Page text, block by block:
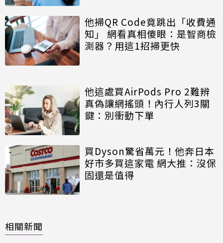
他掃QR Code竟跳出「收費通
知」 網看真相傻眼：是智商檢
測器？用這1招掃更快
他這處買AirPods Pro 2難辨
真偽讓網搖頭！內行人列3關
鍵：別衝動下單
買Dyson驚省萬元！他奔日本
好市多買這家電 網大推：沒保
固還是值得
相關新聞